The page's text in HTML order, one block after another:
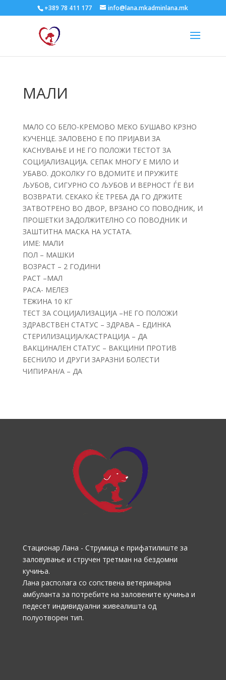
+389 78 411 177 info@lana.mkadminlana.mk
МАЛИ
МАЛО СО БЕЛО-КРЕМОВО МЕКО БУШАВО КРЗНО
КУЧЕНЦЕ. ЗАЛОВЕНО Е ПО ПРИЈАВИ ЗА
КАСНУВАЊЕ И НЕ ГО ПОЛОЖИ ТЕСТОТ ЗА
СОЦИЈАЛИЗАЦИЈА. СЕПАК МНОГУ Е МИЛО И
УБАВО. ДОКОЛКУ ГО ВДОМИТЕ И ПРУЖИТЕ
ЉУБОВ, СИГУРНО СО ЉУБОВ И ВЕРНОСТ ЃЕ ВИ
ВОЗВРАТИ. СЕКАКО ЌЕ ТРЕБА ДА ГО ДРЖИТЕ
ЗАТВОТРЕНО ВО ДВОР, ВРЗАНО СО ПОВОДНИК, И
ПРОШЕТКИ ЗАДОЛЖИТЕЛНО СО ПОВОДНИК И
ЗАШТИТНА МАСКА НА УСТАТА.
ИМЕ: МАЛИ
ПОЛ – МАШКИ
ВОЗРАСТ – 2 ГОДИНИ
РАСТ –МАЛ
РАСА- МЕЛЕЗ
ТЕЖИНА 10 КГ
ТЕСТ ЗА СОЦИЈАЛИЗАЦИЈА –НЕ ГО ПОЛОЖИ
ЗДРАВСТВЕН СТАТУС – ЗДРАВА – ЕДИНКА
СТЕРИЛИЗАЦИЈА/КАСТРАЦИЈА – ДА
ВАКЦИНАЛЕН СТАТУС – ВАКЦИНИ ПРОТИВ
БЕСНИЛО И ДРУГИ ЗАРАЗНИ БОЛЕСТИ
ЧИПИРАН/А – ДА
Стационар Лана - Струмица е прифатилиште за
заловување и стручен третман на бездомни
кучиња.
Лана располага со сопствена ветеринарна
амбуланта за потребите на заловените кучиња и
педесет индивидуални живеалишта од
полуотворен тип.